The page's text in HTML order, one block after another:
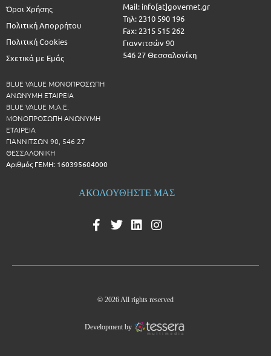
Όροι Χρήσης
Πολιτική Απορρήτου
Πολιτική Cookies
Σχετικά με Εμάς
BLUE VALUE ΜΟΝΟΠΡΟΣΩΠΗ
ΑΝΩΝΥΜΗ ΕΤΑΙΡΕΙΑ
BLUE VALUE Μ.Α.Ε.
ΜΟΝΟΠΡΟΣΩΠΗ ΑΝΩΝΥΜΗ
ΕΤΑΙΡΕΙΑ
ΓΙΑΝΝΙΤΣΩΝ 90, 546 27
ΘΕΣΣΑΛΟΝΙΚΗ
Αριθμός ΓΕΜΗ: 160395604000
Mail: info[at]governet.gr
Τηλ: 2310 590 196
Fax: 2315 515 262
Γιαννιτσών 90
546 27 Θεσσαλονίκη
ΑΚΟΛΟΥΘΗΣΤΕ ΜΑΣ
© 2026 All rights reserved
Development by